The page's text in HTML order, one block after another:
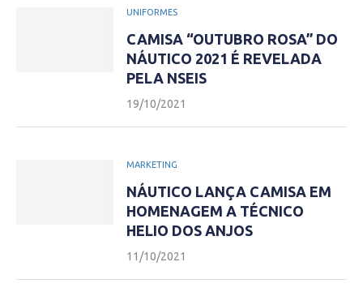
UNIFORMES
CAMISA “OUTUBRO ROSA” DO
NÁUTICO 2021 É REVELADA
PELA NSEIS
19/10/2021
MARKETING
NÁUTICO LANÇA CAMISA EM
HOMENAGEM A TÉCNICO
HELIO DOS ANJOS
11/10/2021